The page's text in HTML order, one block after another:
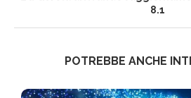
8.1
POTREBBE ANCHE